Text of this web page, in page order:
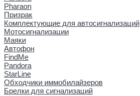
Pharaon
Призрак
Комплектующие для автосигнализаций
Мотосигнализации
Маяки
Автофон
FindMe
Pandora
StarLine
Обходчики иммобилайзеров
Брелки для сигнализаций